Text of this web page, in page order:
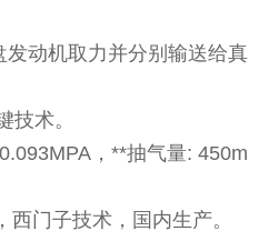
动机取力并分别输送给真
技术。
，**抽气量: 450m
门子技术，国内生产。